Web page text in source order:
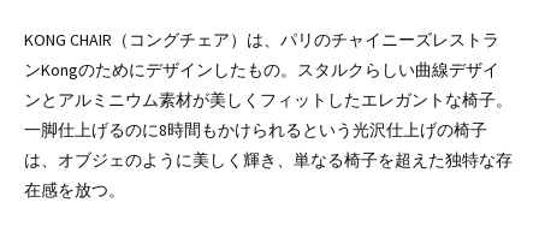
KONG CHAIR（コングチェア）は、パリのチャイニーズレストラ
ンKongのためにデザインしたもの。スタルクらしい曲線デザイ
ンとアルミニウム素材が美しくフィットしたエレガントな椅子。
一脚仕上げるのに8時間もかけられるという光沢仕上げの椅子
は、オブジェのように美しく輝き、単なる椅子を超えた独特な存
在感を放つ。